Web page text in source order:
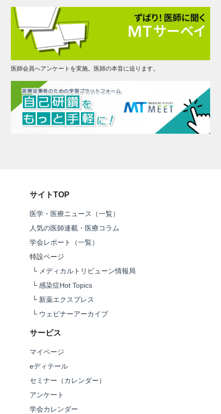
医師会員へアンケートを実施。医師の本音に迫ります。
サイトTOP
医学・医療ニュース（一覧）
人気の医師連載・医療コラム
学会レポート（一覧）
特設ページ
└ メディカルトリビューン情報局
└ 感染症Hot Topics
└ 新薬エクスプレス
└ ウェビナーアーカイブ
サービス
マイページ
eディテール
セミナー（カレンダー）
アンケート
学会カレンダー